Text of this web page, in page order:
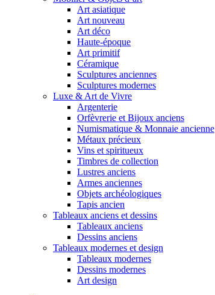
Art asiatique
Art nouveau
Art déco
Haute-époque
Art primitif
Céramique
Sculptures anciennes
Sculptures modernes
Luxe & Art de Vivre
Argenterie
Orfèvrerie et Bijoux anciens
Numismatique & Monnaie ancienne
Métaux précieux
Vins et spiritueux
Timbres de collection
Lustres anciens
Armes anciennes
Objets archéologiques
Tapis ancien
Tableaux anciens et dessins
Tableaux anciens
Dessins anciens
Tableaux modernes et design
Tableaux modernes
Dessins modernes
Art design